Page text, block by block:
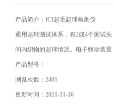
产品简介：ICI起毛起球检测仪
通用起球测试体系，有2或4个测试
间内织物的起球情况。电子驱动装置
产品型号：
浏览次数：2401
更新时间：2021-11-16